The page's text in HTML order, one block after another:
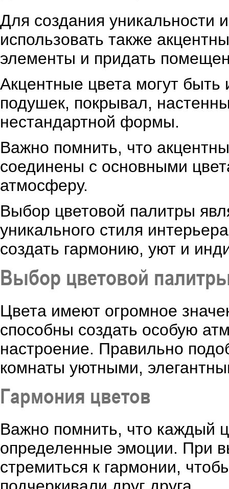
Для создания уникальности
использовать также
элементы и придать
Акцентные цвета могут
подушек, покрывал,
нестандартной формы.
Важно помнить, что
соединены с основными
атмосферу.
Выбор цветовой палитры
уникального стиля
создать гармонию, уют и
Выбор цветовой
Цвета имеют огромное
способны создать особую
настроение. Правильно
комнаты уютными,
Гармония цветов
Важно помнить, что каждый
определенные эмоции. При
стремиться к гармонии,